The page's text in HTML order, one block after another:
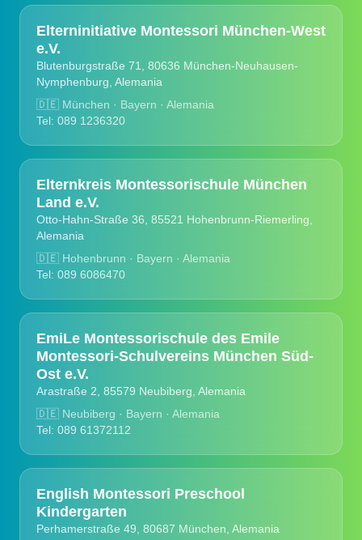
Elterninitiative Montessori München-West
e.V.
Blutenburgstraße 71, 80636 München-Neuhausen-
Nymphenburg, Alemania
🇩🇪 München · Bayern · Alemania
Tel: 089 1236320
Elternkreis Montessorischule München
Land e.V.
Otto-Hahn-Straße 36, 85521 Hohenbrunn-Riemerling,
Alemania
🇩🇪 Hohenbrunn · Bayern · Alemania
Tel: 089 6086470
EmiLe Montessorischule des Emile
Montessori-Schulvereins München Süd-
Ost e.V.
Arastraße 2, 85579 Neubiberg, Alemania
🇩🇪 Neubiberg · Bayern · Alemania
Tel: 089 61372112
English Montessori Preschool
Kindergarten
Perhamerstraße 49, 80687 München, Alemania